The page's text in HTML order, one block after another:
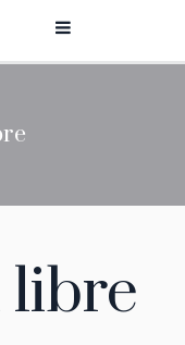
libre